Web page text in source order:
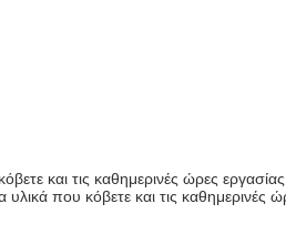
και τις καθημερινές ώρες
που κόβετε και τις καθημερινές